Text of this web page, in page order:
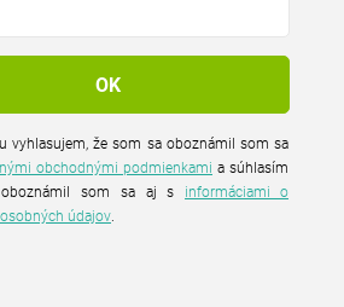
vyhlasujem, že som sa oboznámil som sa
obchodnými podmienkami a súhlasím
som sa aj s informáciami o
údajov.